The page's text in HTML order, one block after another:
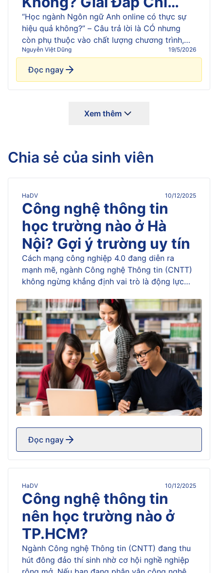
Tiết
“Học ngành Ngôn ngữ Anh online có thực sự
hiệu quả không?” – Câu trả lời là CÓ nhưng
còn phụ thuộc vào chất lượng chương trình,
cách người học tiếp cận và mức độ chủ động
thực hành bên ngoài chương trình. Bài viết này
phân tích chi tiết những ưu điểm và nhược […]
Nguyễn Việt Dũng 19/5/2026
Đọc ngay
Xem thêm
Chia sẻ của sinh viên
HaDV 10/12/2025
Công nghệ thông tin
học trường nào ở Hà
Nội? Gợi ý trường uy tín
Cách mạng công nghiệp 4.0 đang diễn ra
mạnh mẽ, ngành Công nghệ Thông tin (CNTT)
không ngừng khẳng định vai trò là động lực
hút của CNTT thể hiện ở nhu cầu nhân lực lớn,
mức lương hấp dẫn và cơ hội nghề […]
Đọc ngay
HaDV 10/12/2025
Công nghệ thông tin
nên học trường nào ở
TP.HCM?
Ngành Công nghệ Thông tin (CNTT) đang thu
hút đông đảo thí sinh nhờ cơ hội nghề nghiệp